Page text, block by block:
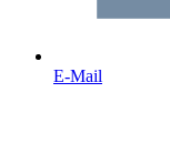
E-Mail